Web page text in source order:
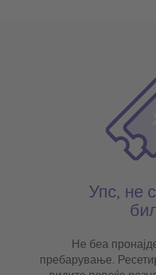
Упс, не
Не беа
пребарување.